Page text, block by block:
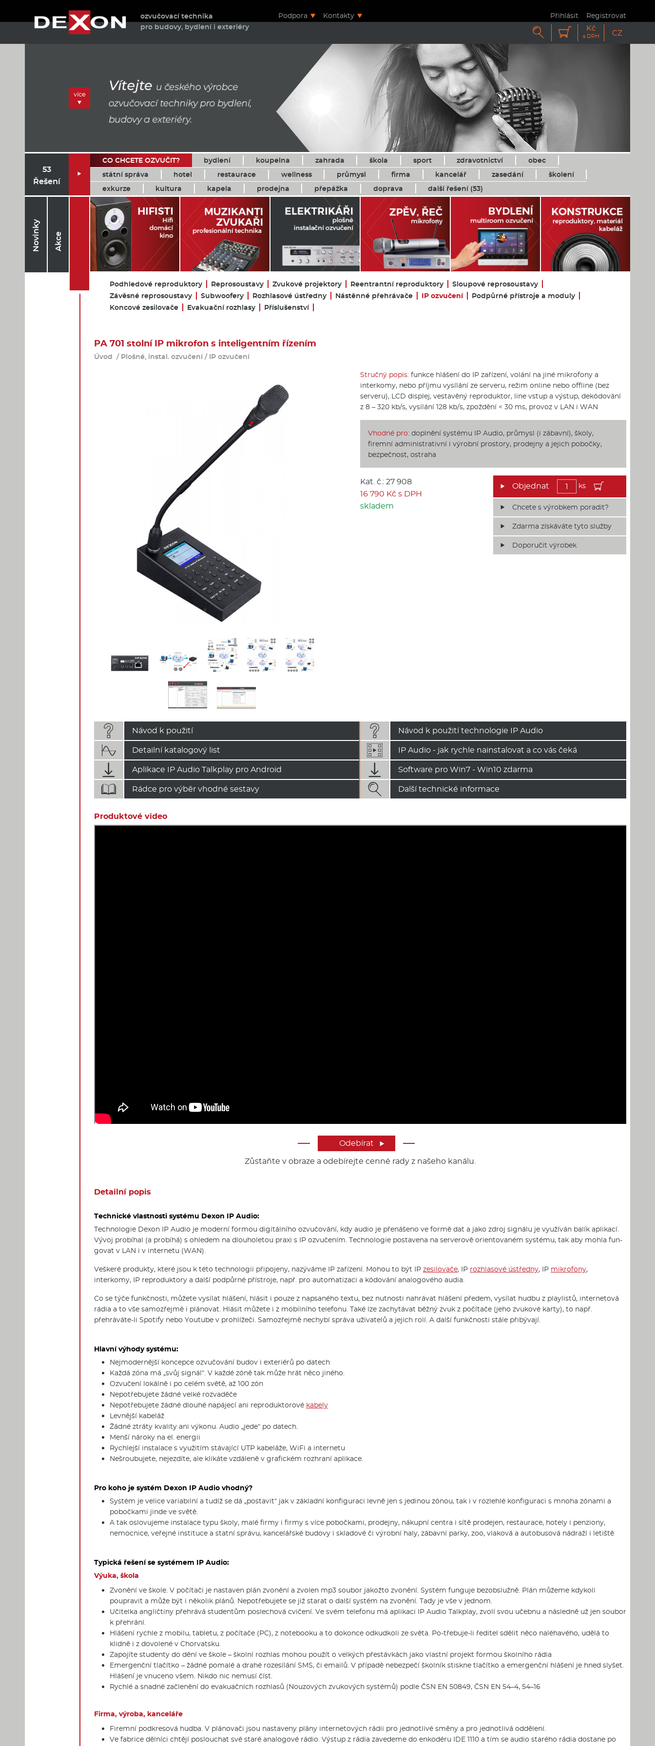
ozvučovací technika
pro budovy, bydlení i exteriéry
Podpora Kontakty Přihlásit Registrovat
  Kč
s DPH CZ
více
53
Řešení

CO CHCETE OZVUČIT? bydlení koupelna zahrada škola sport zdravotnictví
obec
státní správa
hotel restaurace wellness průmysl firma kancelář zasedání
školení
exkurze
kultura kapela prodejna přepážka doprava další řešení (53)
Novinky Akce
Podhledové reproduktory Reprosoustavy Zvukové projektory Reentrantní reproduktory
Sloupové reprosoustavy
Závěsné reprosoustavy
Subwoofery Rozhlasové ústředny Nástěnné přehrávače IP ozvučení
Podpůrné přístroje a moduly
Koncové zesilovače
Evakuační rozhlasy Příslušenství
PA 701 stolní IP mikrofon s inteligentním řízením
Úvod / Plošné, instal. ozvučení/ IP ozvučení
Stručný popis: funkce hlášení do IP zařízení, volání na jiné mikrofony a
interkomy, nebo příjmu vysílání ze serveru, režim online nebo offline (bez
serveru), LCD displej, vestavěný reproduktor, line vstup a výstup, dekódování
z 8 – 320 kb/s, vysílání 128 kb/s, zpoždění < 30 ms, provoz v LAN i WAN
Vhodné pro: doplnění systému IP Audio, průmysl (i zábavní), školy,
firemní administrativní i výrobní prostory, prodejny a jejich pobočky,
bezpečnost, ostraha
Kat. č.: 27 908
16 790 Kč s DPH
skladem
ks
Chcete s výrobkem poradit?
Zdarma získáváte tyto služby
Doporučit výrobek
 Návod k použití  Návod k použití technologie IP Audio
 Detailní katalogový list IP Audio - jak rychle nainstalovat a co vás čeká
 Aplikace IP Audio Talkplay pro Android  Software pro Win7 - Win10 zdarma
 Rádce pro výběr vhodné sestavy  Další technické informace
Produktové video
Odebírat 
Zůstaňte v obraze a odebírejte cenné rady z našeho kanálu.
Detailní popis
Technické vlastnosti systému Dexon IP Audio:
Technologie Dexon IP Audio je moderní formou digitálního ozvučování, kdy audio je přenášeno ve formě dat a jako zdroj signálu je využíván balík aplikací.
Vývoj probíhal (a probíhá) s ohledem na dlouholetou praxi s IP ozvučením. Technologie postavena na serverově orientovaném systému, tak aby mohla fun-
govat v LAN i v internetu (WAN).
Veškeré produkty, které jsou k této technologii připojeny, nazýváme IP zařízení. Mohou to být IP zesilovače, IP rozhlasové ústředny, IP mikrofony,
interkomy, IP reproduktory a další podpůrné přístroje, např. pro automatizaci a kódování analogového audia.
Co se týče funkčnosti, můžete vysílat hlášení, hlásit i pouze z napsaného textu, bez nutnosti nahrávat hlášení předem, vysílat hudbu z playlistů, internetová
rádia a to vše samozřejmě i plánovat. Hlásit můžete i z mobilního telefonu. Také lze zachytávat běžný zvuk z počítače (jeho zvukové karty), to např.
přehráváte-li Spotify nebo Youtube v prohlížeči. Samozřejmě nechybí správa uživatelů a jejich rolí. A další funkčnosti stále přibývají.
Hlavní výhody systému:
Nejmodernější koncepce ozvučování budov i exteriérů po datech
Každá zóna má „svůj signál“. V každé zóně tak může hrát něco jiného.
Ozvučení lokálně i po celém světě, až 100 zón
Nepotřebujete žádné velké rozvaděče
Nepotřebujete žádné dlouhé napájecí ani reproduktorové ka­bely
Levnější kabeláž
Žádné ztráty kvality ani výkonu. Audio „jede“ po datech.
Menší nároky na el. energii
Rychlejší instalace s využitím stávající UTP kabeláže, WiFi a internetu
Nešroubujete, nejezdíte, ale klikáte vzdáleně v grafickém rozhraní aplikace.
Pro koho je systém Dexon IP Audio vhodný?
Systém je velice variabilní a tudíž se dá „postavit“ jak v základní konfiguraci levně jen s jedinou zónou, tak i v rozlehlé konfiguraci s mnoha zónami a
pobočkami jinde ve světě.
A tak oslovujeme instalace typu školy, malé firmy i firmy s více pobočkami, prodejny, nákupní centra i sítě prodejen, restaurace, hotely i penziony,
nemocnice, veřejné instituce a statní správu, kancelářské budovy i skladové či výrobní haly, zábavní parky, zoo, vlaková a autobusová nádraží i letiště
Typická řešení se systémem IP Audio:
Výuka, škola
Zvonění ve škole. V počítači je nastaven plán zvonění a zvolen mp3 soubor jakožto zvonění. Systém funguje bezobslužně. Plán můžeme kdykoli
poupravit a může být i několik plánů. Nepotřebujete se již starat o další systém na zvonění. Tady je vše v jednom.
Učitelka angličtiny přehrává studentům poslechová cvičení. Ve svém telefonu má aplikaci IP Audio Talkplay, zvolí svou učebnu a následně už jen soubor
k přehrání.
Hlášení rychle z mobilu, tabletu, z počítače (PC), z notebooku a to dokonce odkudkoli ze světa. Po-třebuje-li ředitel sdělit něco naléhavého, udělá to
klidně i z dovolené v Chorvatsku.
Zapojíte studenty do dění ve škole – školní rozhlas mohou použít o velkých přestávkách jako vlastní projekt formou školního rádia
Emergenční tlačítko – žádné pomalé a drahé rozesílání SMS, či emailů. V případě nebezpečí školník stiskne tlačítko a emergenční hlášení je hned slyšet.
Hlášení je vnuceno všem. Nikdo nic nemusí číst.
Rychlé a snadné začlenění do evakuačních rozhlasů (Nouzových zvukových systémů) podle ČSN EN 50849, ČSN EN 54–4, 54–16
Firma, výroba, kanceláře
Firemní podkresová hudba. V plánovači jsou nastaveny plány internetových rádii pro jednotlivé směny a pro jednotlivá oddělení.
Ve fabrice dělníci chtějí poslouchat své staré analogové rádio. Výstup z rádia zavedeme do enkodéru IDE 1110 a tím se audio starého rádia dostane po